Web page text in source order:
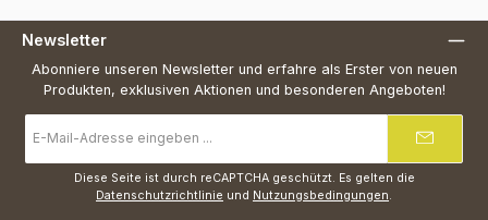
Newsletter
Abonniere unseren Newsletter und erfahre als Erster von neuen
Produkten, exklusiven Aktionen und besonderen Angeboten!
Mail-
Adresse
Diese Seite ist durch reCAPTCHA geschützt. Es gelten die
Datenschutzrichtlinie und Nutzungsbedingungen.